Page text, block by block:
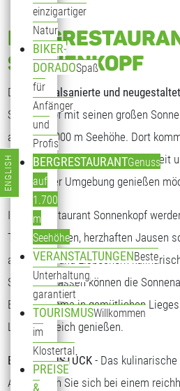
einzigartiger
Natur
BIKER-
DORADOSpaß
für
Anfänger
und
Profis
BERGRESTAURANTGenuss
auf
1.700
m
Seehöhe
VERANSTALTUNGENBeste
Unterhaltung
garantiert
TOURISMUSWillkommen
im
Klostertal
PREISE
&
SONNENKOPF
Das generalsanierte und
Sonnenkopf mit seinen großen
auf fast 2.000 m Seehöhe. Dort
Kosten, die freundliche Gastlichkeit
traumhafter Umgebung genießen
Im Bergrestaurant Sonnenkopf
Tagesgerichten, herzhaften Jausen
an Kuchen und Eisbechern
Sonnenterrassen können die
Bergpanorama in gemütlichen
Loungebereich genießen.
BERGFRÜHSTÜCK - Das
Art. Stärken Sie sich bei einem
Sprache auswählen
ENGLISH